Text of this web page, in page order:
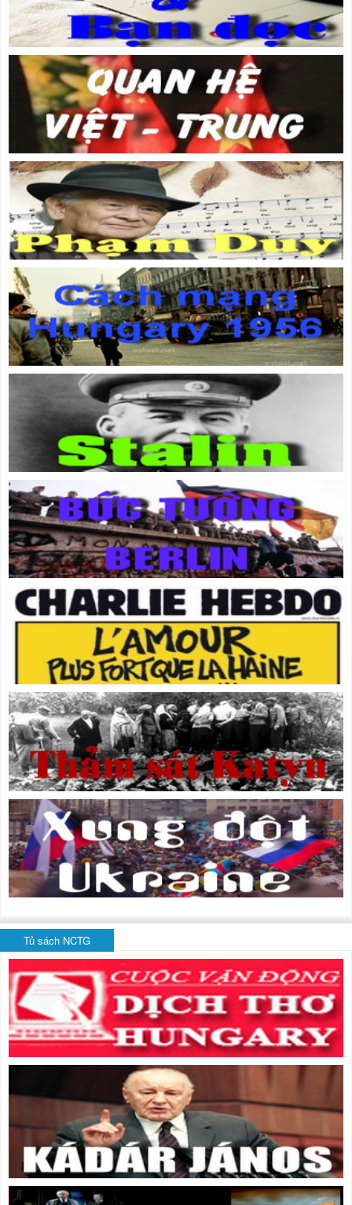
Tủ sách NCTG